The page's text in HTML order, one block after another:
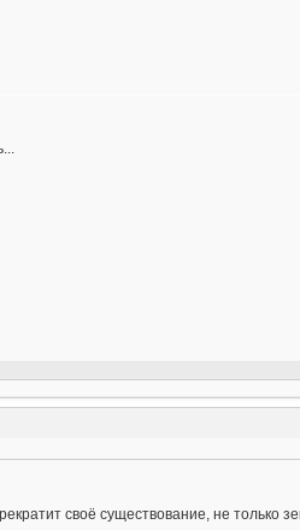
своё существование, не только